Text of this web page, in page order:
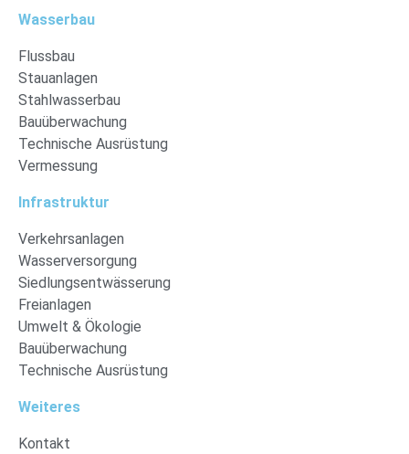
Wasserbau
Flussbau
Stauanlagen
Stahlwasserbau
Bauüberwachung
Technische Ausrüstung
Vermessung
Infrastruktur
Verkehrsanlagen
Wasserversorgung
Siedlungsentwässerung
Freianlagen
Umwelt & Ökologie
Bauüberwachung
Technische Ausrüstung
Weiteres
Kontakt